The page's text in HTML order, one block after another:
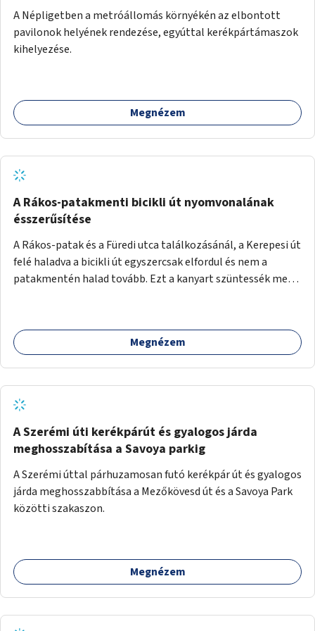
A Népligetben a metróállomás környékén az elbontott
pavilonok helyének rendezése, egyúttal kerékpártámaszok
kihelyezése.
Megnézem
A Rákos-patakmenti bicikli út nyomvonalának
ésszerűsítése
A Rákos-patak és a Füredi utca találkozásánál, a Kerepesi út
felé haladva a bicikli út egyszercsak elfordul és nem a
patakmentén halad tovább. Ezt a kanyart szüntessék meg
Megnézem
A Szerémi úti kerékpárút és gyalogos járda
meghosszabítása a Savoya parkig
A Szerémi úttal párhuzamosan futó kerékpár út és gyalogos
járda meghosszabbítása a Mezőkövesd út és a Savoya Park
közötti szakaszon.
Megnézem